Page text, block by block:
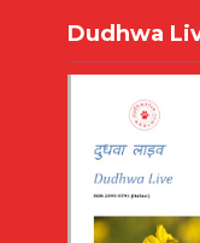
Dudhwa